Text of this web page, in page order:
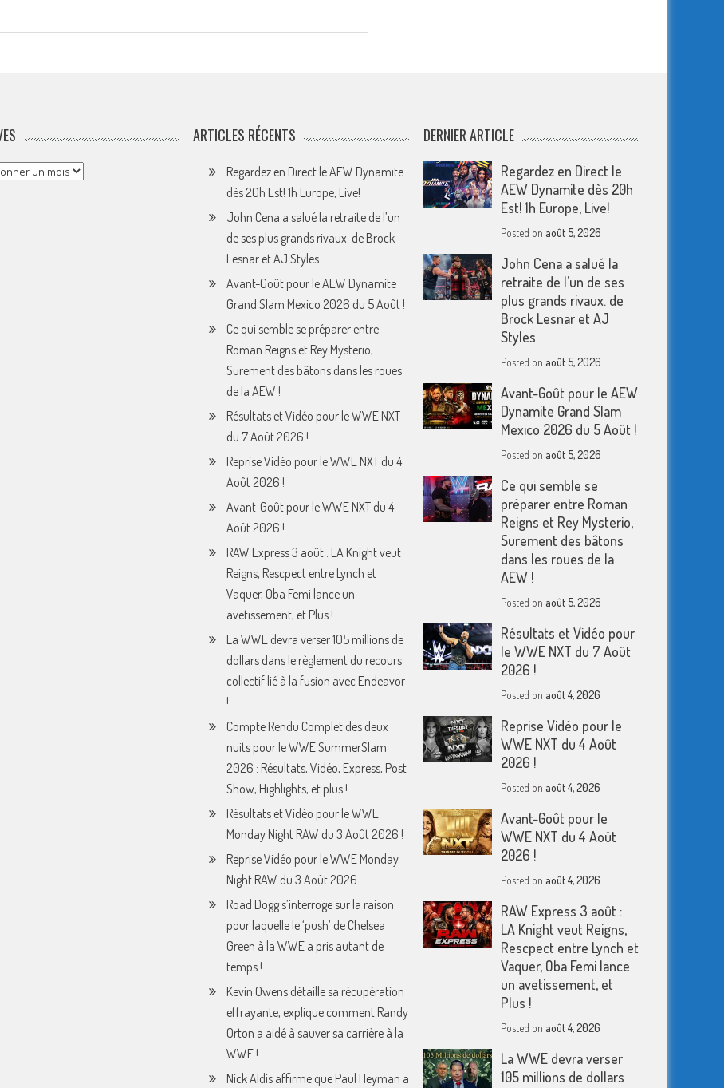
ARTICLES RÉCENTS
Regardez en Direct le AEW Dynamite
dès 20h Est! 1h Europe, Live!
John Cena a salué la retraite de l’un
de ses plus grands rivaux. de Brock
Lesnar et AJ Styles
Avant-Goût pour le AEW Dynamite
Grand Slam Mexico 2026 du 5 Août !
Ce qui semble se préparer entre
Roman Reigns et Rey Mysterio,
Surement des bâtons dans les roues
de la AEW !
Résultats et Vidéo pour le WWE NXT
du 7 Août 2026 !
Reprise Vidéo pour le WWE NXT du 4
Août 2026 !
Avant-Goût pour le WWE NXT du 4
Août 2026 !
RAW Express 3 août : LA Knight veut
Reigns, Rescpect entre Lynch et
Vaquer, Oba Femi lance un
avetissement, et Plus !
La WWE devra verser 105 millions de
dollars dans le règlement du recours
collectif lié à la fusion avec Endeavor
!
Compte Rendu Complet des deux
nuits pour le WWE SummerSlam
2026 : Résultats, Vidéo, Express, Post
Show, Highlights, et plus !
Résultats et Vidéo pour le WWE
Monday Night RAW du 3 Août 2026 !
Reprise Vidéo pour le WWE Monday
Night RAW du 3 Août 2026
Road Dogg s’interroge sur la raison
pour laquelle le ‘push’ de Chelsea
Green à la WWE a pris autant de
temps !
Kevin Owens détaille sa récupération
effrayante, explique comment Randy
Orton a aidé à sauver sa carrière à la
WWE !
Nick Aldis affirme que Paul Heyman a
DERNIER ARTICLE
Regardez en Direct le
AEW Dynamite dès 20h
Est! 1h Europe, Live!
Posted on août 5, 2026
John Cena a salué la
retraite de l’un de ses
plus grands rivaux. de
Brock Lesnar et AJ
Styles
Posted on août 5, 2026
Avant-Goût pour le AEW
Dynamite Grand Slam
Mexico 2026 du 5 Août !
Posted on août 5, 2026
Ce qui semble se
préparer entre Roman
Reigns et Rey Mysterio,
Surement des bâtons
dans les roues de la
AEW !
Posted on août 5, 2026
Résultats et Vidéo pour
le WWE NXT du 7 Août
2026 !
Posted on août 4, 2026
Reprise Vidéo pour le
WWE NXT du 4 Août
2026 !
Posted on août 4, 2026
Avant-Goût pour le
WWE NXT du 4 Août
2026 !
Posted on août 4, 2026
RAW Express 3 août :
LA Knight veut Reigns,
Rescpect entre Lynch et
Vaquer, Oba Femi lance
un avetissement, et
Plus !
Posted on août 4, 2026
La WWE devra verser
105 millions de dollars